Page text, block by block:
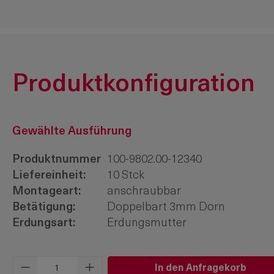
Produktkonfiguration
Gewählte Ausführung
Produktnummer
100-9802.00-12340
Liefereinheit:
10 Stck
Montageart:
anschraubbar
Betätigung:
Doppelbart 3mm Dorn
Erdungsart:
Erdungsmutter
Produkt Anzahl: Gib denIn den Anfragekorb